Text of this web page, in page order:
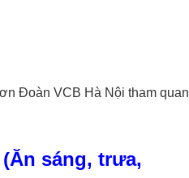
Đoàn VCB Hà Nội tham quan
(Ăn sáng, trưa,